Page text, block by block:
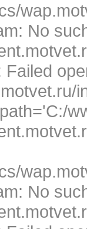
No
Failed
No